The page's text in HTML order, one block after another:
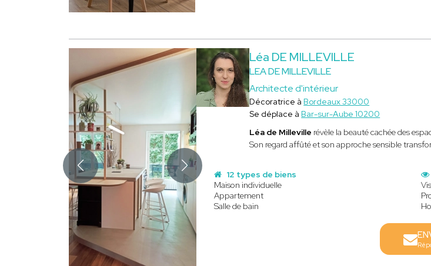
Léa DE MILLEVILLE
LEA DE MILLEVILLE
Architecte d'intérieur
Décoratrice à Bordeaux 33000
Se déplace à Bar-sur-Aube 10200
Léa de Milleville révèle la beauté cachée des
Son regard affûté et son approche sensible
12 types de biens
Maison individuelle
Appartement
Salle de bain